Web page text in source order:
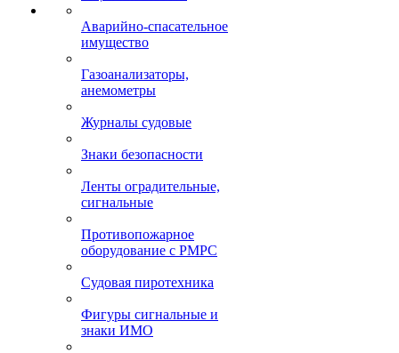
Аварийно-спасательное
имущество
Газоанализаторы,
анемометры
Журналы судовые
Знаки безопасности
Ленты оградительные,
сигнальные
Противопожарное
оборудование с РМРС
Судовая пиротехника
Фигуры сигнальные и
знаки ИМО